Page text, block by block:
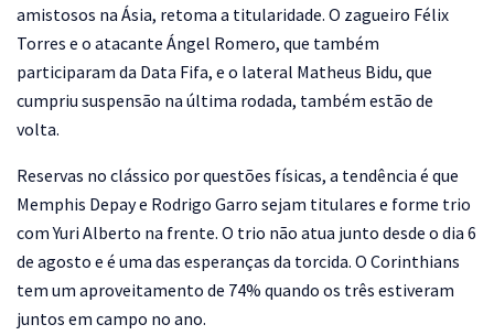
amistosos na Ásia, retoma a titularidade. O zagueiro Félix
Torres e o atacante Ángel Romero, que também
participaram da Data Fifa, e o lateral Matheus Bidu, que
cumpriu suspensão na última rodada, também estão de
volta.
Reservas no clássico por questões físicas, a tendência é que
Memphis Depay e Rodrigo Garro sejam titulares e forme trio
com Yuri Alberto na frente. O trio não atua junto desde o dia 6
de agosto e é uma das esperanças da torcida. O Corinthians
tem um aproveitamento de 74% quando os três estiveram
juntos em campo no ano.